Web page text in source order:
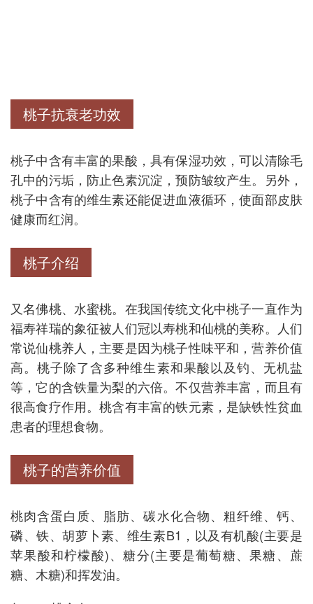
桃子抗衰老功效
桃子中含有丰富的果酸，具有保湿功效，可以清除毛
孔中的污垢，防止色素沉淀，预防皱纹产生。另外，
桃子中含有的维生素还能促进血液循环，使面部皮肤
健康而红润。
桃子介绍
又名佛桃、水蜜桃。在我国传统文化中桃子一直作为
福寿祥瑞的象征被人们冠以寿桃和仙桃的美称。人们
常说仙桃养人，主要是因为桃子性味平和，营养价值
高。桃子除了含多种维生素和果酸以及钓、无机盐
等，它的含铁量为梨的六倍。不仅营养丰富，而且有
很高食疗作用。桃含有丰富的铁元素，是缺铁性贫血
患者的理想食物。
桃子的营养价值
桃肉含蛋白质、脂肪、碳水化合物、粗纤维、钙、
磷、铁、胡萝卜素、维生素B1，以及有机酸(主要是
苹果酸和柠檬酸)、糖分(主要是葡萄糖、果糖、蔗
糖、木糖)和挥发油。